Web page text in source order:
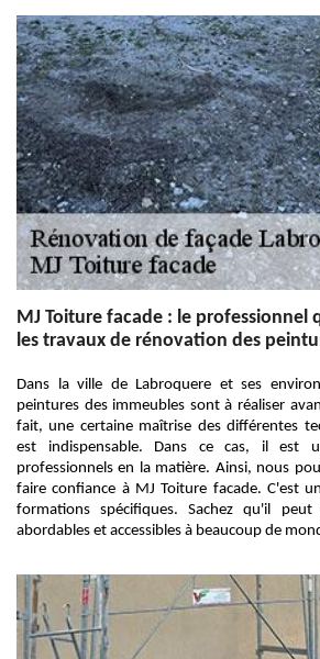
MJ Toiture facade : le professionnel
les travaux de rénovation des
Dans la ville de Labroquere et ses
peintures des immeubles sont à réaliser
fait, une certaine maîtrise des différentes
est indispensable. Dans ce cas, il est
professionnels en la matière. Ainsi, nous
faire confiance à MJ Toiture facade. C'est
formations spécifiques. Sachez qu'il
abordables et accessibles à beaucoup de